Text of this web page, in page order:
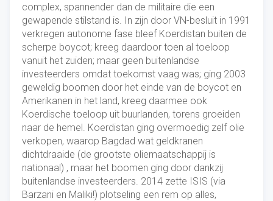
complex, spannender dan de militaire die een
gewapende stilstand is. In zijn door VN-besluit in 1991
verkregen autonome fase bleef Koerdistan buiten de
scherpe boycot; kreeg daardoor toen al toeloop
vanuit het zuiden; maar geen buitenlandse
investeerders omdat toekomst vaag was; ging 2003
geweldig boomen door het einde van de boycot en
Amerikanen in het land, kreeg daarmee ook
Koerdische toeloop uit buurlanden, torens groeiden
naar de hemel. Koerdistan ging overmoedig zelf olie
verkopen, waarop Bagdad wat geldkranen
dichtdraaide (de grootste oliemaatschappij is
nationaal) , maar het boomen ging door dankzij
buitenlandse investeerders. 2014 zette ISIS (via
Barzani en Maliki!) plotseling een rem op alles,